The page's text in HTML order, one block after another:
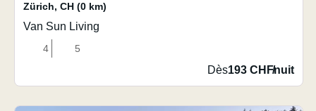
Zürich, CH (0 km)
Van Sun Living
4 5
Dès193 CHF/nuit